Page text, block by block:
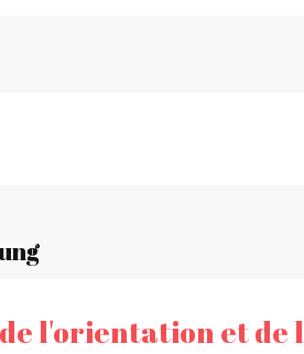
l'orientation et